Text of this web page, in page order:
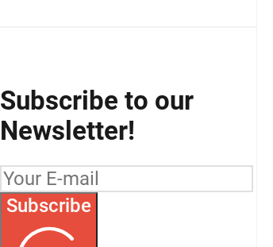
Subscribe to our
Newsletter!
Subscribe